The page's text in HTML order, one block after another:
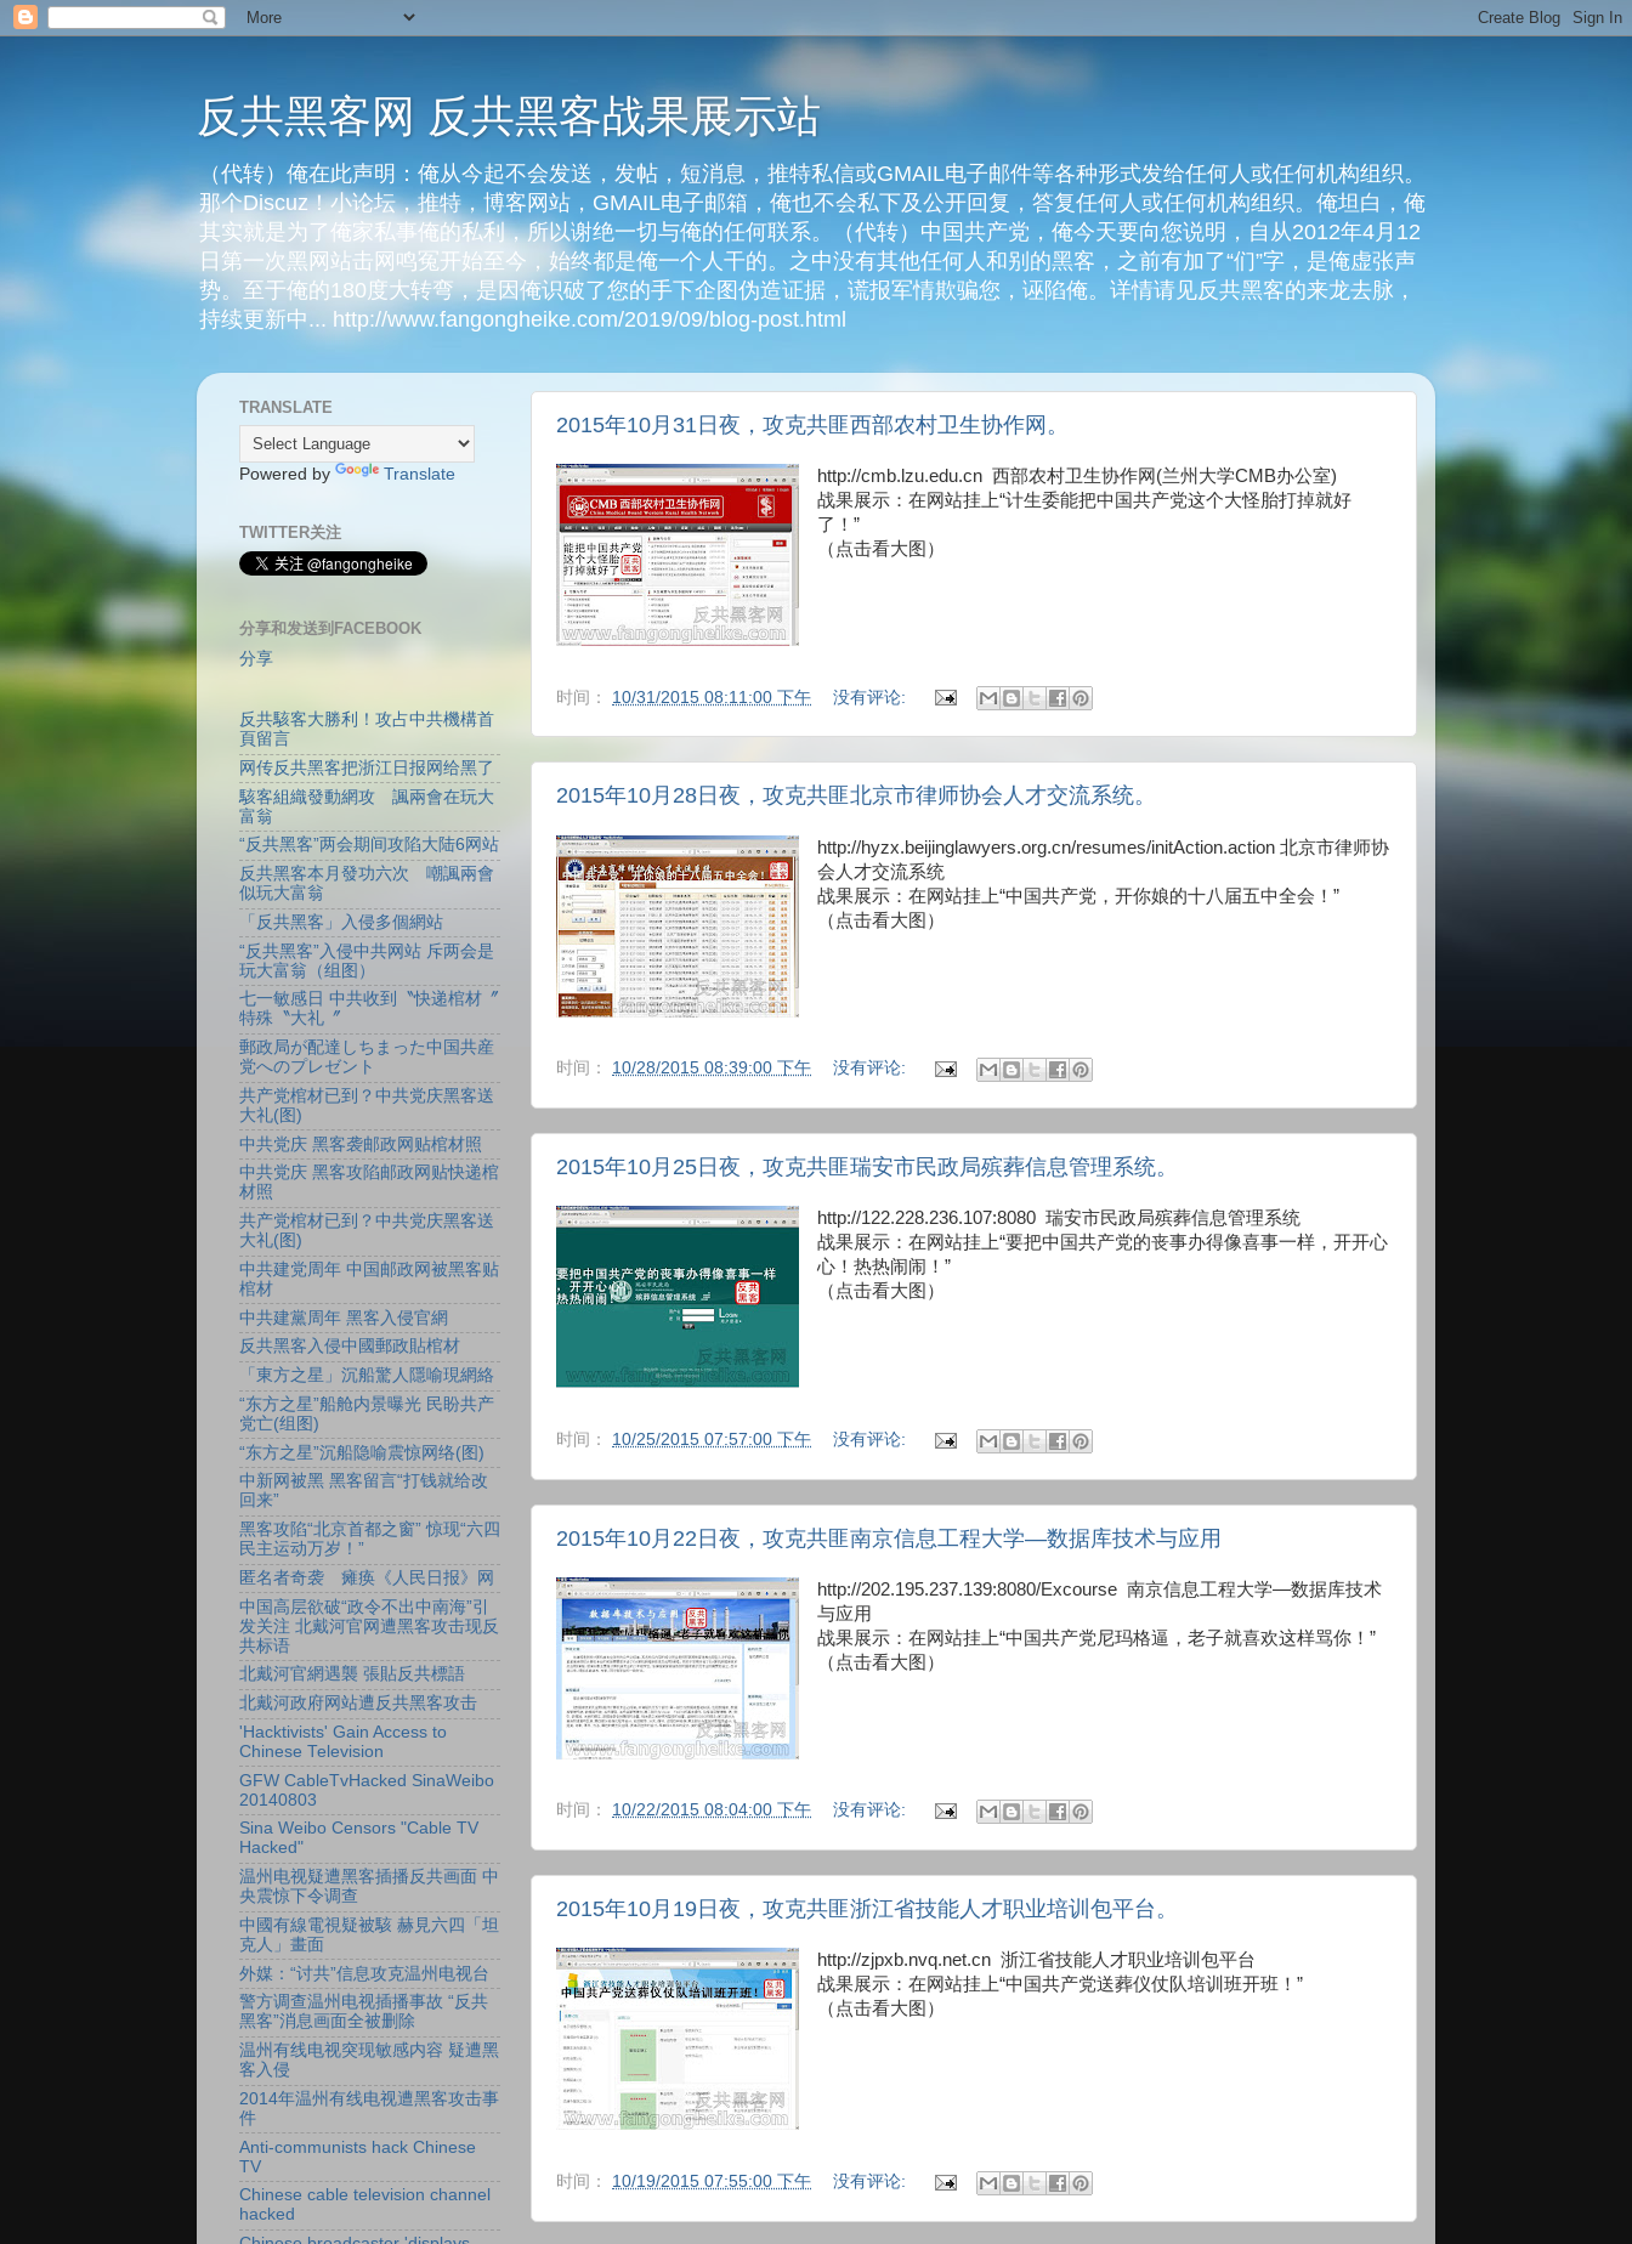
反共黑客网 反共黑客战果展示站
（代转）俺在此声明：俺从今起不会发送，发帖，短消息，推特私信或GMAIL电子邮件等各种形式发给任何人或任何机构组织。
那个Discuz！小论坛，推特，博客网站，GMAIL电子邮箱，俺也不会私下及公开回复，答复任何人或任何机构组织。俺坦白，俺
其实就是为了俺家私事俺的私利，所以谢绝一切与俺的任何联系。（代转）中国共产党，俺今天要向您说明，自从2012年4月12
日第一次黑网站击网鸣冤开始至今，始终都是俺一个人干的。之中没有其他任何人和别的黑客，之前有加了“们”字，是俺虚张声
势。至于俺的180度大转弯，是因俺识破了您的手下企图伪造证据，谎报军情欺骗您，诬陷俺。详情请见反共黑客的来龙去脉，
持续更新中... http://www.fangongheike.com/2019/09/blog-post.html
2015年10月31日夜，攻克共匪西部农村卫生协作网。
http://cmb.lzu.edu.cn 西部农村卫生协作网(兰州大学CMB办公室)
战果展示：在网站挂上“计生委能把中国共产党这个大怪胎打掉就好
了！”
（点击看大图）
时间： 10/31/2015 08:11:00 下午 没有评论:
2015年10月28日夜，攻克共匪北京市律师协会人才交流系统。
http://hyzx.beijinglawyers.org.cn/resumes/initAction.action 北京市律师协
会人才交流系统
战果展示：在网站挂上“中国共产党，开你娘的十八届五中全会！”
（点击看大图）
时间： 10/28/2015 08:39:00 下午 没有评论:
2015年10月25日夜，攻克共匪瑞安市民政局殡葬信息管理系统。
http://122.228.236.107:8080 瑞安市民政局殡葬信息管理系统
战果展示：在网站挂上“要把中国共产党的丧事办得像喜事一样，开开心
心！热热闹闹！”
（点击看大图）
时间： 10/25/2015 07:57:00 下午 没有评论:
2015年10月22日夜，攻克共匪南京信息工程大学—数据库技术与应用
http://202.195.237.139:8080/Excourse 南京信息工程大学—数据库技术
与应用
战果展示：在网站挂上“中国共产党尼玛格逼，老子就喜欢这样骂你！”
（点击看大图）
时间： 10/22/2015 08:04:00 下午 没有评论:
2015年10月19日夜，攻克共匪浙江省技能人才职业培训包平台。
http://zjpxb.nvq.net.cn 浙江省技能人才职业培训包平台
战果展示：在网站挂上“中国共产党送葬仪仗队培训班开班！”
（点击看大图）
时间： 10/19/2015 07:55:00 下午 没有评论:
TRANSLATE
Powered by Translate
TWITTER关注
分享和发送到FACEBOOK
分享
反共駭客大勝利！攻占中共機構首
頁留言
网传反共黑客把浙江日报网给黑了
駭客組織發動網攻 諷兩會在玩大
富翁
“反共黑客”两会期间攻陷大陆6网站
反共黑客本月發功六次 嘲諷兩會
似玩大富翁
「反共黑客」入侵多個網站
“反共黑客”入侵中共网站 斥两会是
玩大富翁（组图）
七一敏感日 中共收到〝快递棺材〞
特殊〝大礼〞
郵政局が配達しちまった中国共産
党へのプレゼント
共产党棺材已到？中共党庆黑客送
大礼(图)
中共党庆 黑客袭邮政网贴棺材照
中共党庆 黑客攻陷邮政网贴快递棺
材照
共产党棺材已到？中共党庆黑客送
大礼(图)
中共建党周年 中国邮政网被黑客贴
棺材
中共建黨周年 黑客入侵官網
反共黑客入侵中國郵政貼棺材
「東方之星」沉船驚人隱喻現網絡
“东方之星”船舱内景曝光 民盼共产
党亡(组图)
“东方之星”沉船隐喻震惊网络(图)
中新网被黑 黑客留言“打钱就给改
回来”
黑客攻陷“北京首都之窗” 惊现“六四
民主运动万岁！”
匿名者奇袭 瘫痪《人民日报》网
中国高层欲破“政令不出中南海”引
发关注 北戴河官网遭黑客攻击现反
共标语
北戴河官網遇襲 張貼反共標語
北戴河政府网站遭反共黑客攻击
'Hacktivists' Gain Access to
Chinese Television
GFW CableTvHacked SinaWeibo
20140803
Sina Weibo Censors "Cable TV
Hacked"
温州电视疑遭黑客插播反共画面 中
央震惊下令调查
中國有線電視疑被駭 赫見六四「坦
克人」畫面
外媒：“讨共”信息攻克温州电视台
警方调查温州电视插播事故 “反共
黑客”消息画面全被删除
温州有线电视突现敏感内容 疑遭黑
客入侵
2014年温州有线电视遭黑客攻击事
件
Anti-communists hack Chinese
TV
Chinese cable television channel
hacked